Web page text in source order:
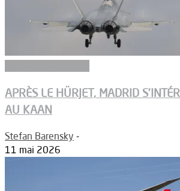
APRÈS LE HÜRJET, MADRID
AU KAAN
Stefan Barensky -
11 mai 2026